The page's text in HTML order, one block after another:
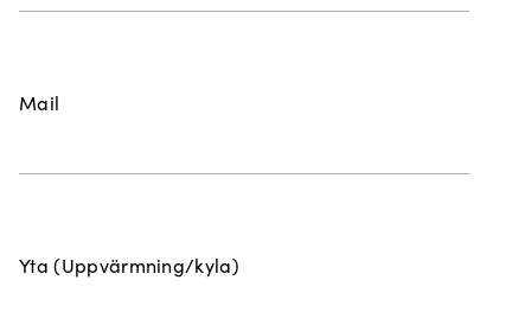
Mail
Yta (Uppvärmning/kyla)